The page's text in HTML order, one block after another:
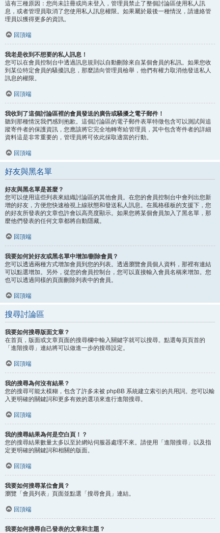
這有三種原因：您尚未註冊或尚未登入，管理員禁止了整個討論區使用私人訊
息，或者管理員取消了您使用私人訊息權限。如果屬於最後一種情況，請連絡管
理員以獲得更多的資訊。
回頂端
我老是收到不想要的私人訊息！
您可以在會員控制台中透過訊息規則以自動刪除來自某個會員的私訊。如果您收
到某位特定會員的騷擾訊息，那麼請向管理員檢舉，他們有權力取消他發送私人
訊息的權限。
回頂端
我收到了這個討論區裡的會員發送的廣告或騷擾之電子郵件！
聽到那種情況我們感到抱歉。這個討論區的電子郵件表單特徵包含可以測試與追
蹤寄件者的保護資訊，您應該將它完全地轉寄給管理員，其中包含寄件者的詳細
資料這是非常重要的，管理員將可依此採取適當的行動。
回頂端
好友與黑名單
好友與黑名單是甚麼？
您可以使用這些列表來組織討論區的其他會員。在您的會員控制台中會列出您新
增的好友，方便您快速檢視上線狀態和發送私人訊息。在風格樣板的支援下，您
的好友所發表的文章也許會以高亮度顯示。如果您將某個會員加入了黑名單，那
麼他們發表的任何文章都將自動隱藏。
回頂端
我要如何於好友或黑名單中增加/刪除會員？
您可以透過兩種方式增加會員到您的列表。透過瀏覽會員個人資料，那裡有連結
可以點選增加。另外，從您的會員控制台，您可以直接輸入會員名稱來增加。您
也可以透過同樣的頁面刪除列表中的會員。
回頂端
搜尋討論區
我要如何搜尋版面文章？
在首頁，版面或文章頁面的搜尋欄中輸入關鍵字就可以搜尋。點選每頁頁首的
「進階搜尋」連結將可以做進一步的搜尋設定。
回頂端
我的搜尋為何沒有結果？
您的搜尋可能太模糊，包含了許多未被 phpBB 系統建立索引的共用詞。您可以輸
入更明確的關鍵詞和更多有效的選項來進行進階搜尋。
回頂端
我的搜尋結果為何是空白頁！？
您的搜尋結果數量太多以至於網站伺服器處理不來。請使用「進階搜尋」以及指
定更明確的關鍵詞和相關的版面。
回頂端
我要如何搜尋某位會員？
瀏覽「會員列表」頁面並點選「搜尋會員」連結。
回頂端
我要如何搜尋自己發表的文章和主題？